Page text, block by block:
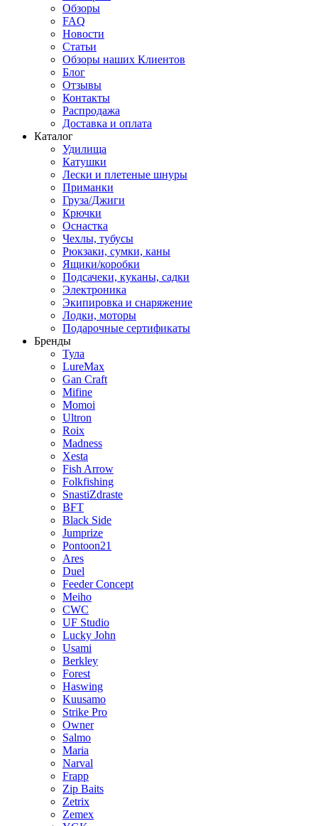
Обзоры
FAQ
Новости
Статьи
Обзоры наших Клиентов
Блог
Отзывы
Контакты
Распродажа
Доставка и оплата
Каталог
Удилища
Катушки
Лески и плетеные шнуры
Приманки
Груза/Джиги
Крючки
Оснастка
Чехлы, тубусы
Рюкзаки, сумки, каны
Ящики/коробки
Подсачеки, куканы, садки
Электроника
Экипировка и снаряжение
Лодки, моторы
Подарочные сертификаты
Бренды
Тула
LureMax
Gan Craft
Mifine
Momoi
Ultron
Roix
Madness
Xesta
Fish Arrow
Folkfishing
SnastiZdraste
BFT
Black Side
Jumprize
Pontoon21
Ares
Duel
Feeder Concept
Meiho
CWC
UF Studio
Lucky John
Usami
Berkley
Forest
Haswing
Kuusamo
Strike Pro
Owner
Salmo
Maria
Narval
Frapp
Zip Baits
Zetrix
Zemex